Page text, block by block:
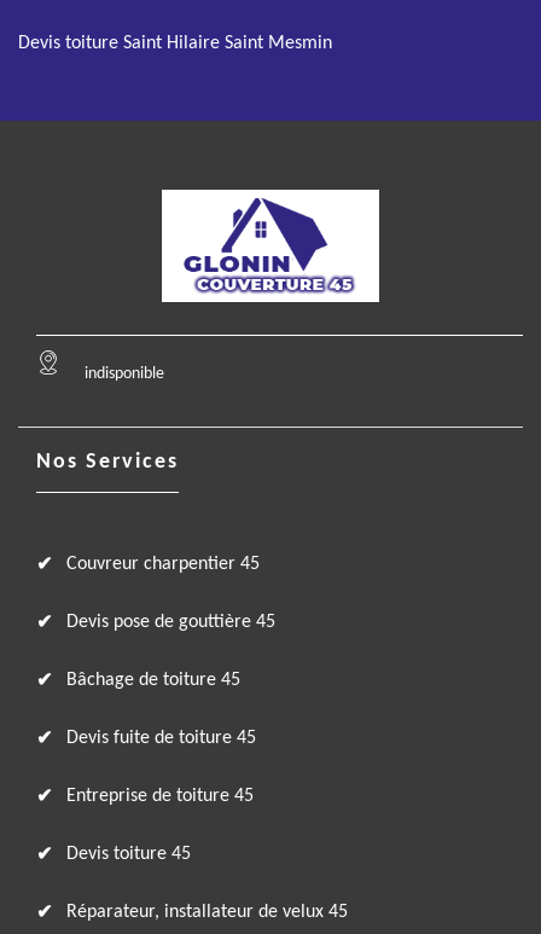
Devis toiture Saint Hilaire Saint Mesmin
indisponible
Nos Services
Couvreur charpentier 45
Devis pose de gouttière 45
Bâchage de toiture 45
Devis fuite de toiture 45
Entreprise de toiture 45
Devis toiture 45
Réparateur, installateur de velux 45